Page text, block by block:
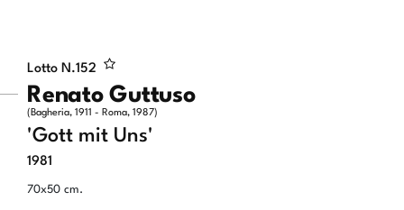
Lotto N.152
Renato Guttuso
(Bagheria, 1911 - Roma, 1987)
'Gott mit Uns'
1981
70x50 cm.